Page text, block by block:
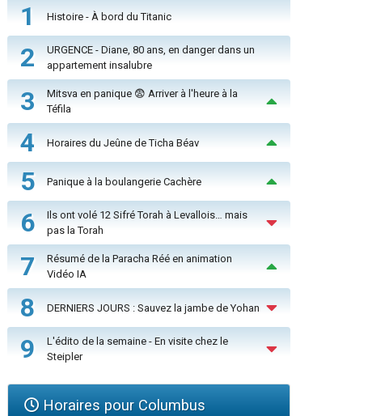
1 Histoire - À bord du Titanic
2
URGENCE - Diane, 80 ans, en danger dans un
appartement insalubre
3
Mitsva en panique 😨 Arriver à l'heure à la
Téfila
4 Horaires du Jeûne de Ticha Béav
5 Panique à la boulangerie Cachère
6
Ils ont volé 12 Sifré Torah à Levallois… mais
pas la Torah
7
Résumé de la Paracha Réé en animation
Vidéo IA
8 DERNIERS JOURS : Sauvez la jambe de Yohan
9
L'édito de la semaine - En visite chez le
Steipler
Horaires pour Columbus